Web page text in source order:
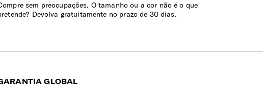
sem preocupações. O tamanho ou a cor não é o que
Devolva gratuitamente no prazo de 30 dias.
GLOBAL